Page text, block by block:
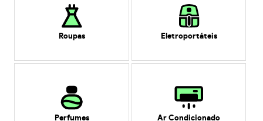
Roupas Eletroportáteis
Perfumes Ar Condicionado